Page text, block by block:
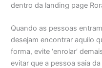
dentro da landing page
Quando as pessoas
desejam encontrar aquilo
forma, evite ‘enrolar’
evitar que a pessoa saia